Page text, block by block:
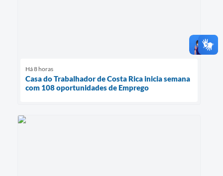
Há 8 horas
Casa do Trabalhador de Costa Rica inicia semana
com 108 oportunidades de Emprego